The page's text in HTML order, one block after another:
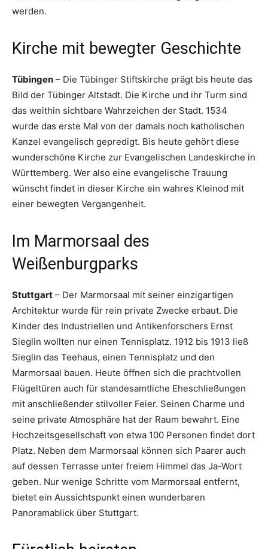
werden.
Kirche mit bewegter Geschichte
Tübingen – Die Tübinger Stiftskirche prägt bis heute das
Bild der Tübinger Altstadt. Die Kirche und ihr Turm sind
das weithin sichtbare Wahrzeichen der Stadt. 1534
wurde das erste Mal von der damals noch katholischen
Kanzel evangelisch gepredigt. Bis heute gehört diese
wunderschöne Kirche zur Evangelischen Landeskirche in
Württemberg. Wer also eine evangelische Trauung
wünscht findet in dieser Kirche ein wahres Kleinod mit
einer bewegten Vergangenheit.
Im Marmorsaal des
Weißenburgparks
Stuttgart – Der Marmorsaal mit seiner einzigartigen
Architektur wurde für rein private Zwecke erbaut. Die
Kinder des Industriellen und Antikenforschers Ernst
Sieglin wollten nur einen Tennisplatz. 1912 bis 1913 ließ
Sieglin das Teehaus, einen Tennisplatz und den
Marmorsaal bauen. Heute öffnen sich die prachtvollen
Flügeltüren auch für standesamtliche Eheschließungen
mit anschließender stilvoller Feier. Seinen Charme und
seine private Atmosphäre hat der Raum bewahrt. Eine
Hochzeitsgesellschaft von etwa 100 Personen findet dort
Platz. Neben dem Marmorsaal können sich Paarer auch
auf dessen Terrasse unter freiem Himmel das Ja-Wort
geben. Nur wenige Schritte vom Marmorsaal entfernt,
bietet ein Aussichtspunkt einen wunderbaren
Panoramablick über Stuttgart.